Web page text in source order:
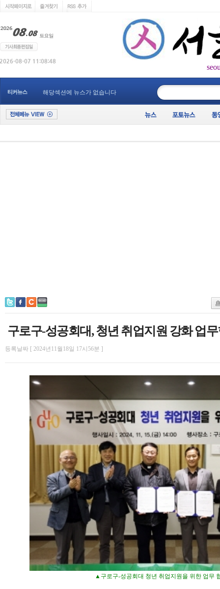
티커뉴스 해당섹션에 뉴스가 없습니다
구로구-성공회대, 청년 취업지원 강화 업
등록날짜 [ 2024년11월18일 17시56분 ]
▲구로구-성공회대 청년 취업지원을 위한 업무